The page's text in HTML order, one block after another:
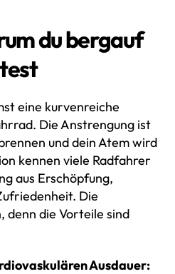
du bergauf
eine kurvenreiche
Die Anstrengung ist
und dein Atem wird
kennen viele Radfahrer
aus Erschöpfung,
Die
denn die Vorteile sind
Ausdauer: